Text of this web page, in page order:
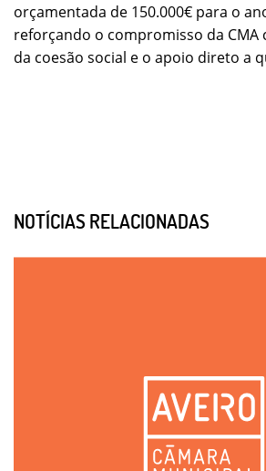
orçamentada de 150.000€ para o
reforçando o compromisso da CMA
da coesão social e o apoio direto a
NOTÍCIAS RELACIONADAS